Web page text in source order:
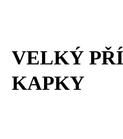
VELKÝ
KAPKY